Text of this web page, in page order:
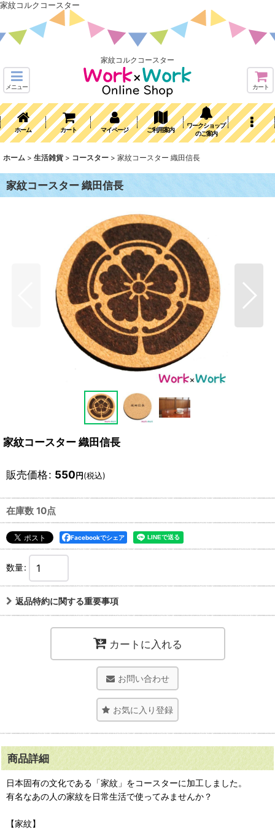
家紋コルクコースター
家紋コルクコースター
メニュー カート
ホーム カート マイページ ご利用案内
ワークショップ
のご案内
ホーム > 生活雑貨 > コースター > 家紋コースター 織田信長
家紋コースター 織田信長
家紋コースター 織田信長
販売価格: 550円(税込)
在庫数 10点
Facebookでシェア
数量:
返品特約に関する重要事項
カートに入れる
お問い合わせ
お気に入り登録
商品詳細
日本固有の文化である「家紋」をコースターに加工しました。
有名なあの人の家紋を日常生活で使ってみませんか？
【家紋】